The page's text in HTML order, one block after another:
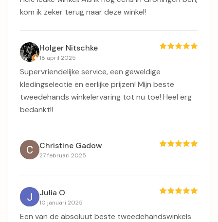
kom ik zeker terug naar deze winkel!
Holger Nitschke
18 april 2025
Supervriendelijke service, een geweldige
kledingselectie en eerlijke prijzen! Mijn beste
tweedehands winkelervaring tot nu toe! Heel erg
bedankt!!
Christine Gadow
27 februari 2025
Julia O
10 januari 2025
Een van de absoluut beste tweedehandswinkels